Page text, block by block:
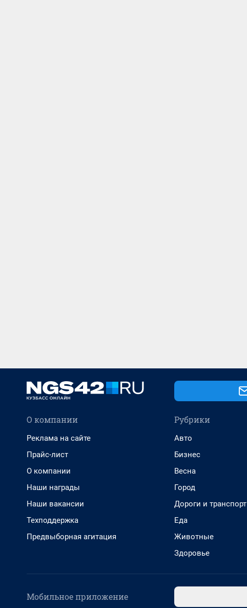
О компании
Реклама на сайте
Прайс-лист
О компании
Наши награды
Наши вакансии
Техподдержка
Предвыборная агитация
Рубрики
Авто
Бизнес
Весна
Город
Дороги и транспорт
Еда
Животные
Здоровье
Мобильное приложение